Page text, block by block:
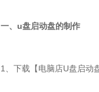
一、u盘启动盘的制作
1、下载【电脑店U盘启动